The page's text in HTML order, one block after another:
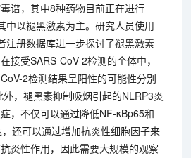
谱，其中8种药物目前正在进行
中以褪黑激素为主。研究人员使用
注册数据库进一步探讨了褪黑激素
接受SARS-CoV-2检测的个体中，
2检测结果呈阳性的可能性分别
，褪黑素抑制吸烟引起的NLRP3炎
，不仅可以通过降低NF-κBp65和
还可以通过增加抗炎性细胞因子来
炎性作用，因此需要大规模的观察